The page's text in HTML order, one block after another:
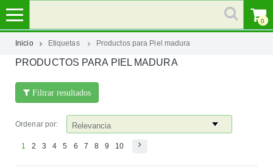
MI
CATEGORÍAS
0
Inicio Etiquetas Productos para Piel madura
PRODUCTOS PARA PIEL MADURA
Filtrar resultados
Ordenar por:
1 2 3 4 5 6 7 8 9 10